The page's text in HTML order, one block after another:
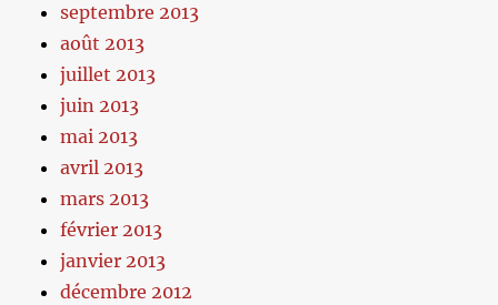
septembre 2013
août 2013
juillet 2013
juin 2013
mai 2013
avril 2013
mars 2013
février 2013
janvier 2013
décembre 2012